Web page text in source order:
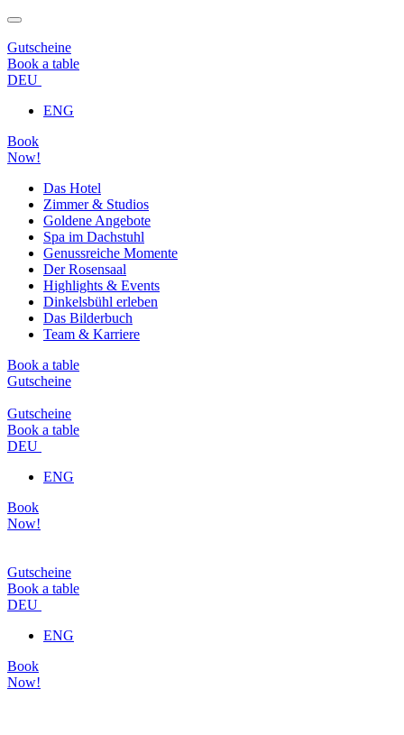
Gutscheine
Book a table
DEU
ENG
Book
Now!
Das Hotel
Zimmer & Studios
Goldene Angebote
Spa im Dachstuhl
Genussreiche Momente
Der Rosensaal
Highlights & Events
Dinkelsbühl erleben
Das Bilderbuch
Team & Karriere
Book a table
Gutscheine
Gutscheine
Book a table
DEU
ENG
Book
Now!
Gutscheine
Book a table
DEU
ENG
Book
Now!